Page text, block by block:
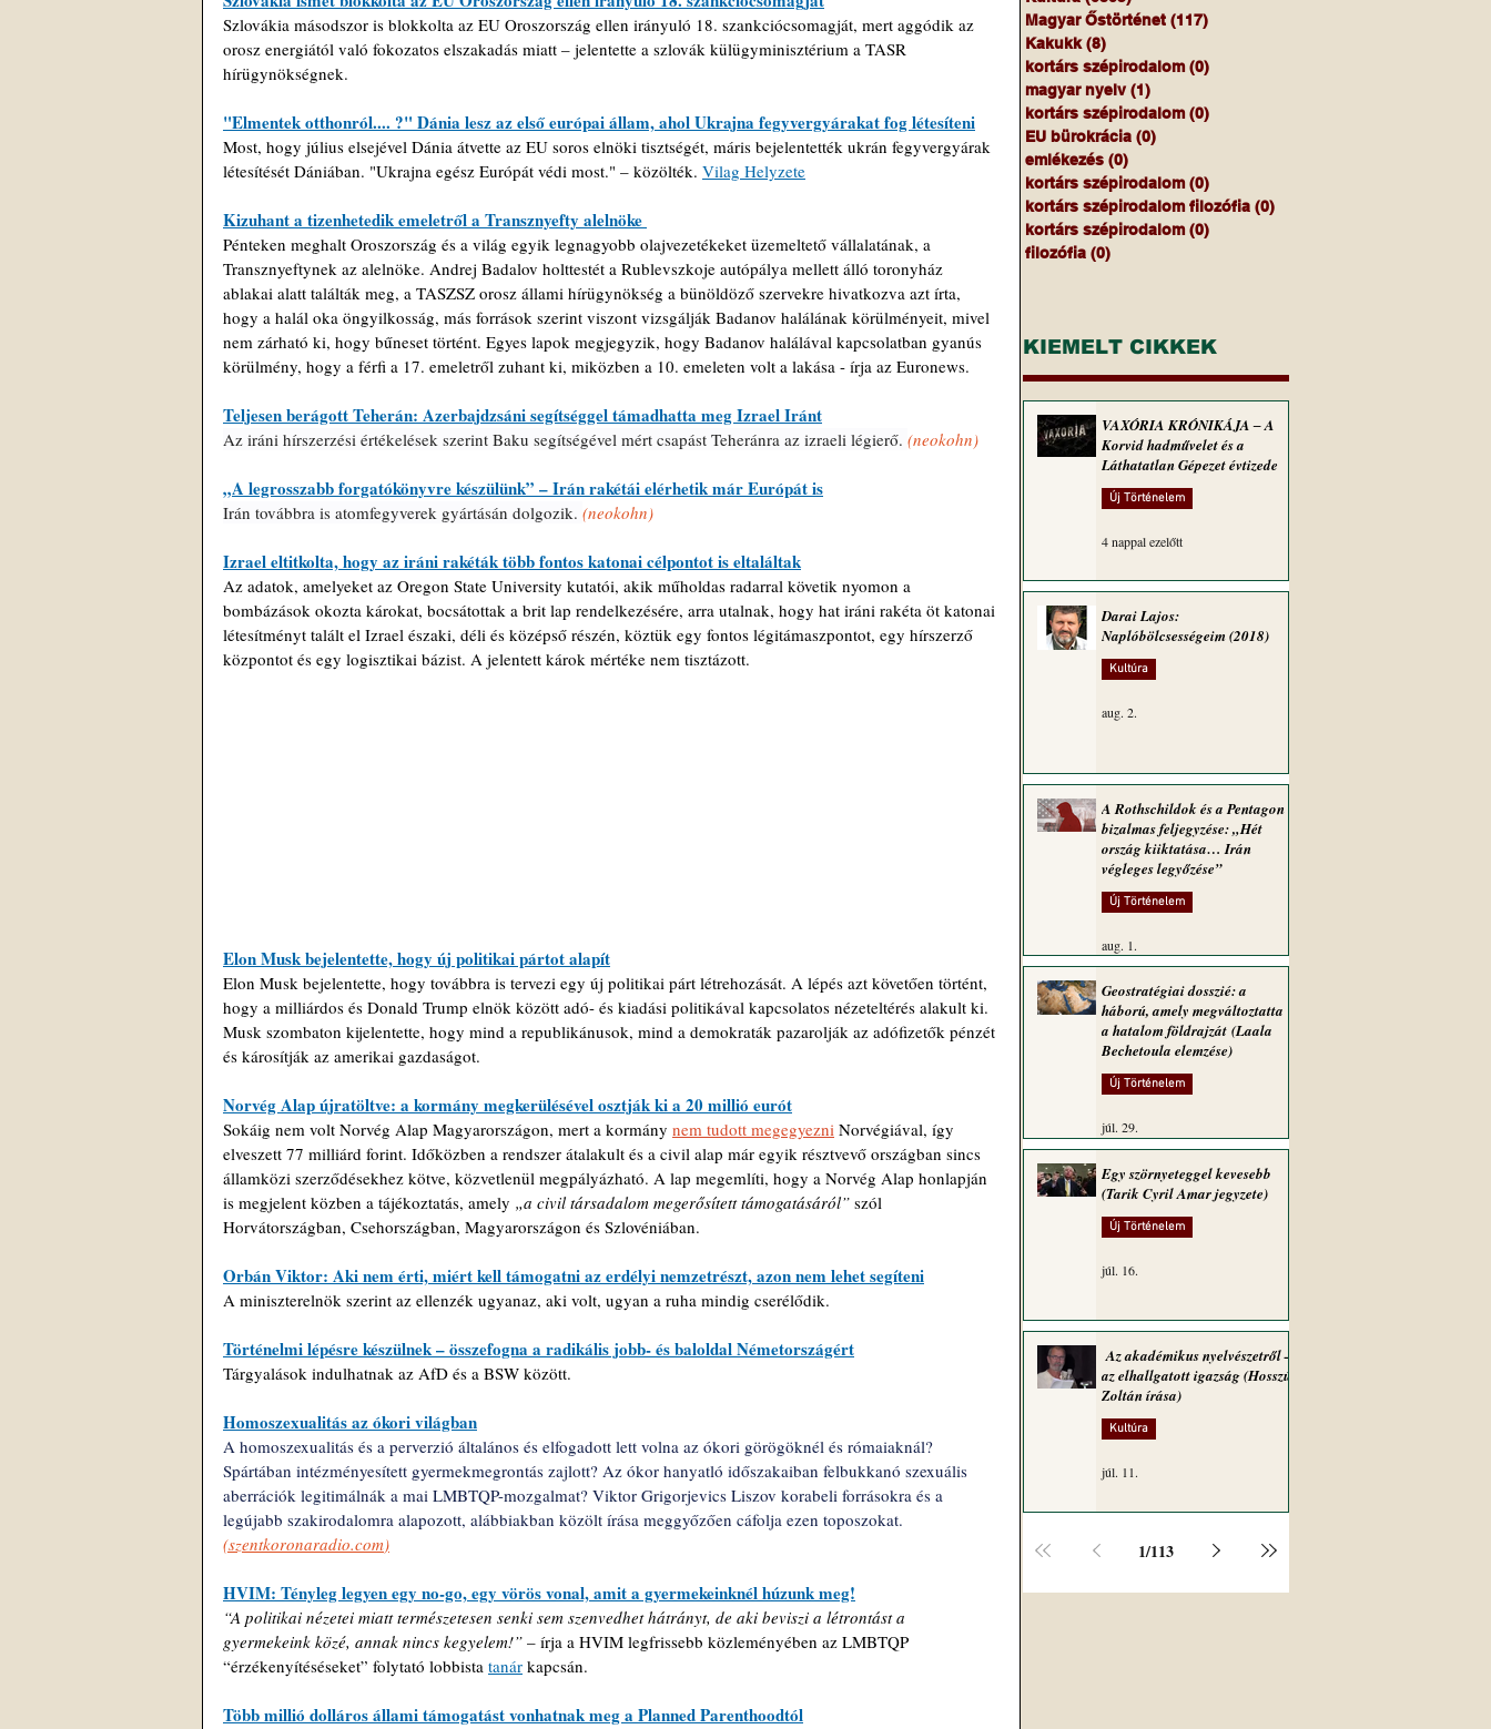
Szlovákia másodszor is blokkolta az EU Oroszország ellen irányuló 18. szankciócsomagját, mert aggódik az
orosz energiától való fokozatos elszakadás miatt – jelentette a szlovák külügyminisztérium a TASR
hírügynökségnek.
"Elmentek otthonról.... ?" Dánia lesz az első európai állam, ahol Ukrajna fegyvergyárakat fog létesíteni
Most, hogy július elsejével Dánia átvette az EU soros elnöki tisztségét, máris bejelentették ukrán fegyvergyárak
létesítését Dániában. "Ukrajna egész Európát védi most." – közölték. Vilag Helyzete
Kizuhant a tizenhetedik emeletről a Transznyefty alelnöke
Pénteken meghalt Oroszország és a világ egyik legnagyobb olajvezetékeket üzemeltető vállalatának, a
Transznyeftynek az alelnöke. Andrej Badalov holttestét a Rublevszkoje autópálya mellett álló toronyház
ablakai alatt találták meg, a TASZSZ orosz állami hírügynökség a bünöldöző szervekre hivatkozva azt írta,
hogy a halál oka öngyilkosság, más források szerint viszont vizsgálják Badanov halálának körülményeit, mivel
nem zárható ki, hogy bűneset történt. Egyes lapok megjegyzik, hogy Badanov halálával kapcsolatban gyanús
körülmény, hogy a férfi a 17. emeletről zuhant ki, miközben a 10. emeleten volt a lakása - írja az Euronews.
Teljesen berágott Teherán: Azerbajdzsáni segítséggel támadhatta meg Izrael Iránt
Az iráni hírszerzési értékelések szerint Baku segítségével mért csapást Teheránra az izraeli légierő. (neokohn)
„A legrosszabb forgatókönyvre készülünk” – Irán rakétái elérhetik már Európát is
Irán továbbra is atomfegyverek gyártásán dolgozik. (neokohn)
Izrael eltitkolta, hogy az iráni rakéták több fontos katonai célpontot is eltaláltak
Az adatok, amelyeket az Oregon State University kutatói, akik műholdas radarral követik nyomon a
bombázások okozta károkat, bocsátottak a brit lap rendelkezésére, arra utalnak, hogy hat iráni rakéta öt katonai
létesítményt talált el Izrael északi, déli és középső részén, köztük egy fontos légitámaszpontot, egy hírszerző
központot és egy logisztikai bázist. A jelentett károk mértéke nem tisztázott.
Elon Musk bejelentette, hogy új politikai pártot alapít
Elon Musk bejelentette, hogy továbbra is tervezi egy új politikai párt létrehozását. A lépés azt követően történt,
hogy a milliárdos és Donald Trump elnök között adó- és kiadási politikával kapcsolatos nézeteltérés alakult ki.
Musk szombaton kijelentette, hogy mind a republikánusok, mind a demokraták pazarolják az adófizetők pénzét
és károsítják az amerikai gazdaságot.
Norvég Alap újratöltve: a kormány megkerülésével osztják ki a 20 millió eurót
Sokáig nem volt Norvég Alap Magyarországon, mert a kormány nem tudott megegyezni Norvégiával, így
elveszett 77 milliárd forint. Időközben a rendszer átalakult és a civil alap már egyik résztvevő országban sincs
államközi szerződésekhez kötve, közvetlenül megpályázható. A lap megemlíti, hogy a Norvég Alap honlapján
is megjelent közben a tájékoztatás, amely „a civil társadalom megerősített támogatásáról” szól
Horvátországban, Csehországban, Magyarországon és Szlovéniában.
Orbán Viktor: Aki nem érti, miért kell támogatni az erdélyi nemzetrészt, azon nem lehet segíteni
A miniszterelnök szerint az ellenzék ugyanaz, aki volt, ugyan a ruha mindig cserélődik.
Történelmi lépésre készülnek – összefogna a radikális jobb- és baloldal Németországért
Tárgyalások indulhatnak az AfD és a BSW között.
Homoszexualitás az ókori világban
A homoszexualitás és a perverzió általános és elfogadott lett volna az ókori görögöknél és rómaiaknál?
Spártában intézményesített gyermekmegrontás zajlott? Az ókor hanyatló időszakaiban felbukkanó szexuális
aberrációk legitimálnák a mai LMBTQP-mozgalmat? Viktor Grigorjevics Liszov korabeli forrásokra és a
legújabb szakirodalomra alapozott, alábbiakban közölt írása meggyőzően cáfolja ezen toposzokat.
(szentkoronaradio.com)
HVIM: Tényleg legyen egy no-go, egy vörös vonal, amit a gyermekeinknél húzunk meg!
“A politikai nézetei miatt természetesen senki sem szenvedhet hátrányt, de aki beviszi a létrontást a
gyermekeink közé, annak nincs kegyelem!” – írja a HVIM legfrissebb közleményében az LMBTQP
“érzékenyítéséseket” folytató lobbista tanár kapcsán.
Több millió dolláros állami támogatást vonhatnak meg a Planned Parenthoodtól
Magyar Őstörténet (117)
Kakukk (8)
kortárs szépirodalom (0)
magyar nyelv (1)
kortárs szépirodalom (0)
EU bürokrácia (0)
emlékezés (0)
kortárs szépirodalom (0)
kortárs szépirodalom filozófia (0)
kortárs szépirodalom (0)
filozófia (0)
KIEMELT CIKKEK
VAXÓRIA KRÓNIKÁJA ‒ A
Korvid hadművelet és a
Láthatatlan Gépezet évtizede
Új Történelem
4 nappal ezelőtt
Darai Lajos:
Naplóbölcsességeim (2018)
Kultúra
aug. 2.
A Rothschildok és a Pentagon
bizalmas feljegyzése: „Hét
ország kiiktatása… Irán
végleges legyőzése”
Új Történelem
aug. 1.
Geostratégiai dosszié: a
háború, amely megváltoztatta
a hatalom földrajzát (Laala
Bechetoula elemzése)
Új Történelem
júl. 29.
Egy szörnyeteggel kevesebb
(Tarik Cyril Amar jegyzete)
Új Történelem
júl. 16.
Az akadémikus nyelvészetről –
az elhallgatott igazság (Hosszú
Zoltán írása)
Kultúra
júl. 11.
1/113